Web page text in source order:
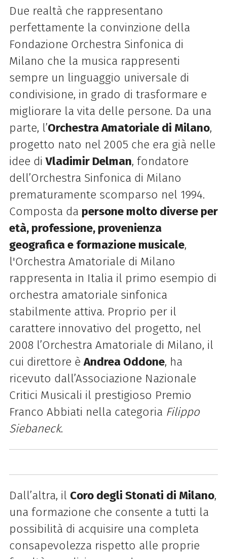
Due realtà che rappresentano
perfettamente la convinzione della
Fondazione Orchestra Sinfonica di
Milano che la musica rappresenti
sempre un linguaggio universale di
condivisione, in grado di trasformare e
migliorare la vita delle persone. Da una
parte, l’Orchestra Amatoriale di Milano,
progetto nato nel 2005 che era già nelle
idee diVladimir Delman, fondatore
dell’Orchestra Sinfonica di Milano
prematuramente scomparso nel 1994.
Composta da persone molto diverse per
età, professione, provenienza
geografica e formazione musicale,
l'Orchestra Amatoriale di Milano
rappresenta in Italia il primo esempio di
orchestra amatoriale sinfonica
stabilmente attiva. Proprio per il
carattere innovativo del progetto, nel
2008 l’Orchestra Amatoriale di Milano, il
cui direttore èAndrea Oddone, ha
ricevuto dall’Associazione Nazionale
Critici Musicali il prestigioso Premio
Franco Abbiati nella categoria Filippo
Siebaneck.
Dall’altra, il Coro degli Stonati di Milano,
una formazione che consente a tutti la
possibilità di acquisire una completa
consapevolezza rispetto alle proprie